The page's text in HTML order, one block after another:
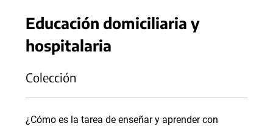
Educación domiciliaria y
hospitalaria
Colección
¿Cómo es la tarea de enseñar y aprender con